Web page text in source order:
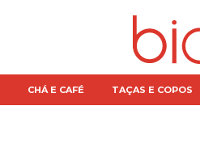
CHÁ E CAFÉ TAÇAS E COPOS